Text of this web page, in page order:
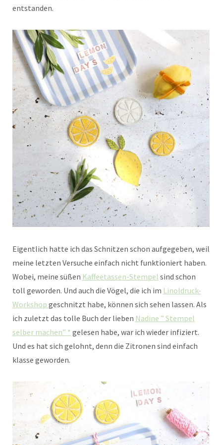
entstanden.
Eigentlich hatte ich das Schnitzen schon aufgegeben, weil
meine letzten Versuche einfach nicht funktioniert haben.
Wobei, meine süßen Kaffeetassen-Stempel sind schon
toll geworden. Und auch die Vögel, die ich im Linoldruck-
Workshop geschnitzt habe, können sich sehen lassen. Als
ich zuletzt das tolle Buch der lieben Nadine ” Stempel
selber machen” * gelesen habe, war ich wieder infiziert.
Und es hat sich gelohnt, denn die Zitronen sind einfach
klasse geworden.